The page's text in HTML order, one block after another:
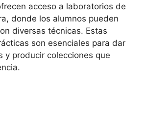
acceso a laboratorios de
donde los alumnos pueden
diversas técnicas. Estas
son esenciales para dar
y producir colecciones que